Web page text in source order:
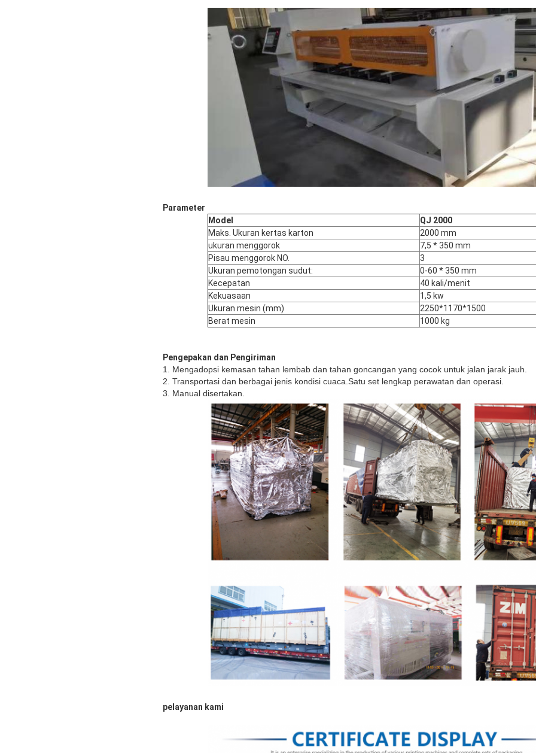
Parameter
Model
QJ 2000
Maks. Ukuran kertas karton
2000 mm
ukuran menggorok
7,5 * 350 mm
Pisau menggorok NO.
3
Ukuran pemotongan sudut:
0-60 * 350 mm
Kecepatan
40 kali/menit
Kekuasaan
1,5 kw
Ukuran mesin (mm)
2250*1170*1500
Berat mesin
1000 kg
Pengepakan dan Pengiriman
1. Mengadopsi kemasan tahan lembab dan tahan goncangan yang cocok untuk jalan jarak jauh.
2. Transportasi dan berbagai jenis kondisi cuaca.Satu set lengkap perawatan dan operasi.
3. Manual disertakan.
pelayanan kami